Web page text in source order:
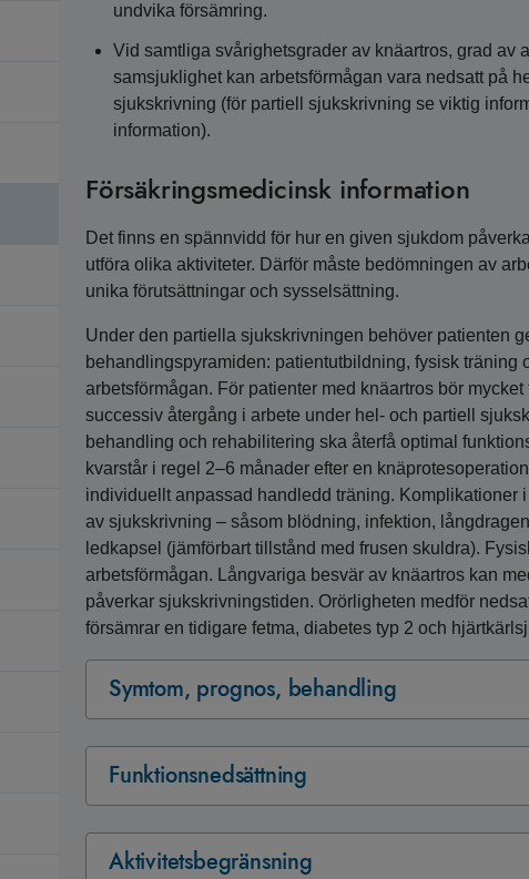
undvika försämring.
Vid samtliga svårighetsgrader av knäartros, grad
samsjuklighet kan arbetsförmågan vara nedsatt på
sjukskrivning (för partiell sjukskrivning se viktig
information).
Försäkringsmedicinsk information
Det finns en spännvidd för hur en given sjukdom
utföra olika aktiviteter. Därför måste bedömningen av
unika förutsättningar och sysselsättning.
Under den partiella sjukskrivningen behöver patienten
behandlingspyramiden: patientutbildning, fysisk träning
arbetsförmågan. För patienter med knäartros bör
successiv återgång i arbete under hel- och partiell
behandling och rehabilitering ska återfå optimal
kvarstår i regel 2–6 månader efter en
individuellt anpassad handledd träning. Komplikationer
av sjukskrivning – såsom blödning, infektion,
ledkapsel (jämförbart tillstånd med frusen skuldra).
arbetsförmågan. Långvariga besvär av knäartros kan
påverkar sjukskrivningstiden. Orörligheten medför
försämrar en tidigare fetma, diabetes typ 2 och
Symtom, prognos, behandling
Funktionsnedsättning
Aktivitetsbegränsning